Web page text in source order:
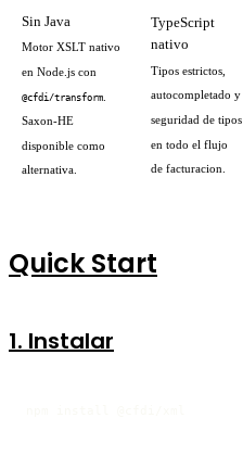
Sin Java
Motor XSLT nativo
en Node.js con
@cfdi/transform
Saxon-HE
disponible como
alternativa.
TypeScript
nativo
Tipos estrictos,
autocompletado y
seguridad de tipos
en todo el flujo
de facturacion.
Quick Start
1. Instalar